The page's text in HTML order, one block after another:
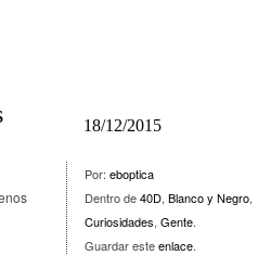
18/12/2015
Por: eboptica
Dentro de40D, Blanco y Negro,
Curiosidades, Gente.
Guardar esteenlace.